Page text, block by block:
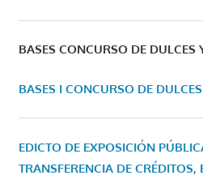
BASES CONCURSO DE DULCES
BASES I CONCURSO DE
EDICTO DE EXPOSICIÓN
TRANSFERENCIA DE